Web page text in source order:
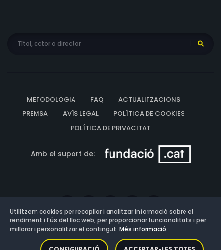
METODOLOGIA FAQ
ACTUALITZACIONS
PREMSA
AVÍS LEGAL
POLÍTICA DE COOKIES
POLÍTICA DE PRIVACITAT
Amb el suport de:
Versió: 3.13.0.202607011342
Utilitzem cookies per recopilar i analitzar informació sobre el
rendiment i l’ús del lloc web, per proporcionar funcionalitats i per
millorar i personalitzar el contingut. Més informació